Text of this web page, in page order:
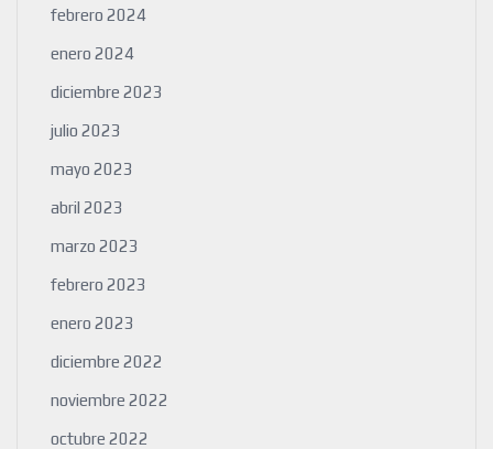
febrero 2024
enero 2024
diciembre 2023
julio 2023
mayo 2023
abril 2023
marzo 2023
febrero 2023
enero 2023
diciembre 2022
noviembre 2022
octubre 2022